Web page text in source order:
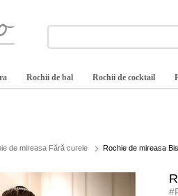
Rochii de bal Rochii de cocktail
de mireasa Fără curele Rochie de mireasa